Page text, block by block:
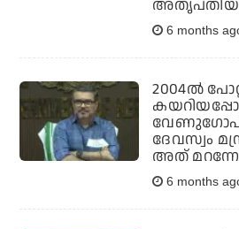
6 months
2004ല്‍
ദേവസ്വം
അത്
6 months